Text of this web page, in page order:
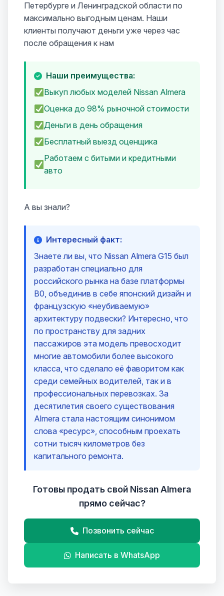
Петербурге и Ленинградской области по
максимально выгодным ценам. Наши
клиенты получают деньги уже через час
после обращения к нам
Наши преимущества:
Выкуп любых моделей Nissan Almera
Оценка до 98% рыночной стоимости
Деньги в день обращения
Бесплатный выезд оценщика
Работаем с битыми и кредитными
авто
А вы знали?
Интересный факт:
Знаете ли вы, что Nissan Almera G15 был
разработан специально для
российского рынка на базе платформы
B0, объединив в себе японский дизайн и
французскую «неубиваемую»
архитектуру подвески? Интересно, что
по пространству для задних
пассажиров эта модель превосходит
многие автомобили более высокого
класса, что сделало её фаворитом как
среди семейных водителей, так и в
профессиональных перевозках. За
десятилетия своего существования
Almera стала настоящим синонимом
слова «ресурс», способным проехать
сотни тысяч километров без
капитального ремонта.
Готовы продать свой Nissan Almera
прямо сейчас?
Позвонить сейчас
Написать в WhatsApp